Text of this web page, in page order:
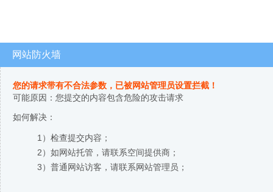
网站防火墙
您的请求带有不合法参数，已被网站管理员设置拦截！
可能原因：您提交的内容包含危险的攻击请求
如何解决：
1）检查提交内容；
2）如网站托管，请联系空间提供商；
3）普通网站访客，请联系网站管理员；